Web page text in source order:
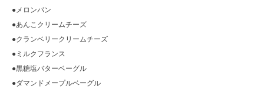
●メロンパン
●あんこクリームチーズ
●クランベリークリームチーズ
●ミルクフランス
●黒糖塩バターベーグル
●ダマンドメープルベーグル